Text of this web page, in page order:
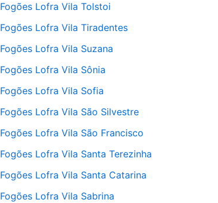
Fogões Lofra Vila Tolstoi
Fogões Lofra Vila Tiradentes
Fogões Lofra Vila Suzana
Fogões Lofra Vila Sônia
Fogões Lofra Vila Sofia
Fogões Lofra Vila São Silvestre
Fogões Lofra Vila São Francisco
Fogões Lofra Vila Santa Terezinha
Fogões Lofra Vila Santa Catarina
Fogões Lofra Vila Sabrina